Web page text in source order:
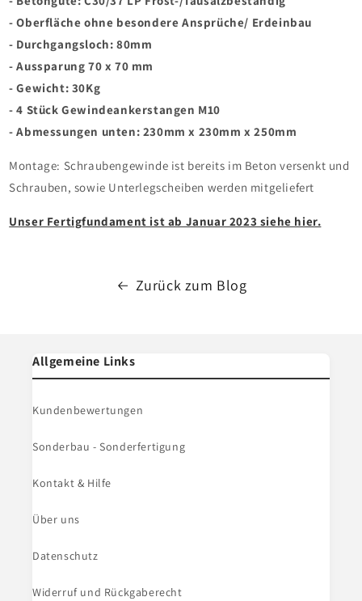
- Oberfläche ohne besondere Ansprüche/ Erdeinbau
- Durchgangsloch: 80mm
- Aussparung 70 x 70 mm
- Gewicht: 30Kg
- 4 Stück Gewindeankerstangen M10
- Abmessungen unten: 230mm x 230mm x 250mm
Montage: Schraubengewinde ist bereits im Beton versenkt und
Schrauben, sowie Unterlegscheiben werden mitgeliefert
Unser Fertigfundament ist ab Januar 2023 siehe hier.
Zurück zum Blog
Allgemeine Links
Kundenbewertungen
Sonderbau - Sonderfertigung
Kontakt & Hilfe
Über uns
Datenschutz
Widerruf und Rückgaberecht